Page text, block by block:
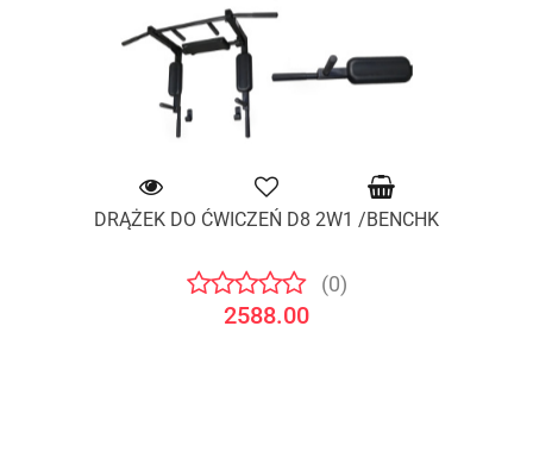
DRĄŻEK DO ĆWICZEŃ D8 2W1 /BENCHK
(0)
2588.00